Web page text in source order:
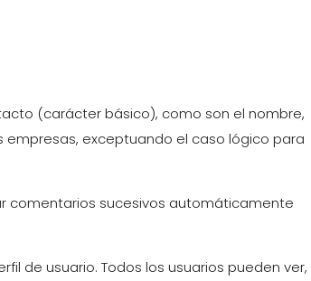
(carácter básico), como son el nombre,
empresas, exceptuando el caso lógico para
comentarios sucesivos automáticamente
de usuario. Todos los usuarios pueden ver,